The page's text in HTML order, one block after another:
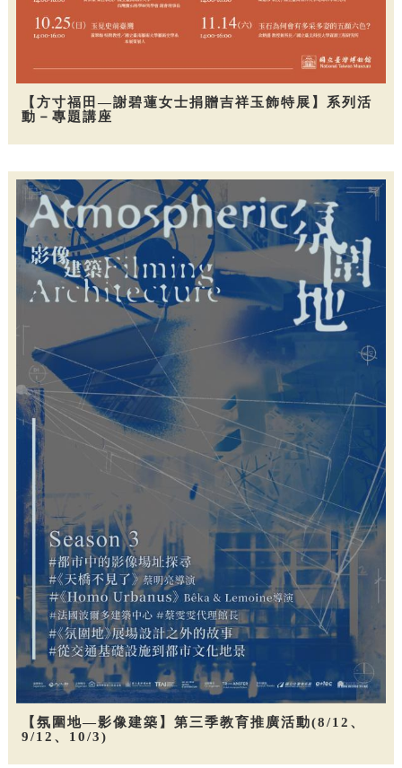
【方寸福田—謝碧蓮女士捐贈吉祥玉飾特展】系列活
動－專題講座
【氛圍地—影像建築】第三季教育推廣活動(8/12、
9/12、10/3)